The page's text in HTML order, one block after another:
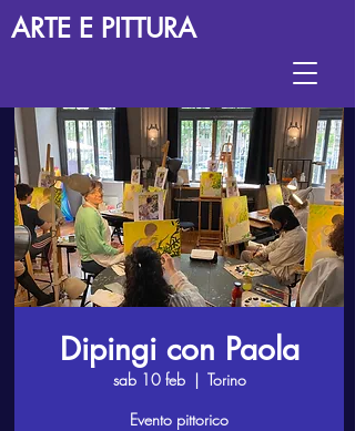
ARTE E PITTURA
Dipingi con Paola
sab 10 feb
  |
Torino
Evento pittorico